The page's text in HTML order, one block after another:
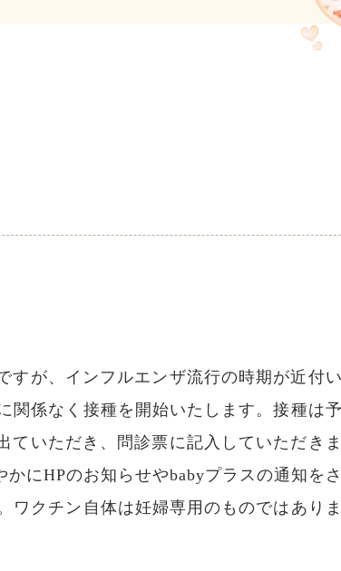
が、インフルエンザ流行の時期が近付
関係なく接種を開始いたします。接種は
いただき、問診票に記入していただき
にHPのお知らせやbabyプラスの通知を
ワクチン自体は妊婦専用のものではあり